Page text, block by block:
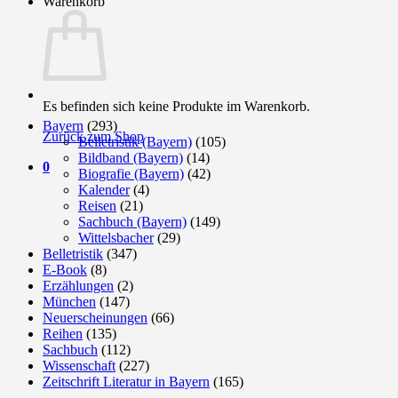
Es befinden sich keine Produkte im Warenkorb.
Zurück zum Shop
0
Bayern (293)
Belletristik (Bayern) (105)
Bildband (Bayern) (14)
Biografie (Bayern) (42)
Kalender (4)
Reisen (21)
Sachbuch (Bayern) (149)
Wittelsbacher (29)
Belletristik (347)
E-Book (8)
Erzählungen (2)
München (147)
Neuerscheinungen (66)
Reihen (135)
Sachbuch (112)
Wissenschaft (227)
Zeitschrift Literatur in Bayern (165)